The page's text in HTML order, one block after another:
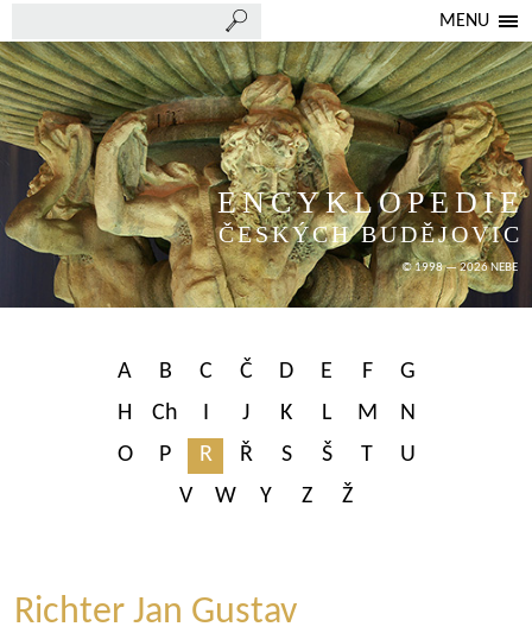
MENU
ENCYKLOPEDIE
ČESKÝCH BUDĚJOVIC
© 1998 — 2026 NEBE
A B C Č D E F
G
H
Ch I J K L M
N
O
P R Ř S Š T
U
V
W Y Z Ž
Richter Jan Gustav